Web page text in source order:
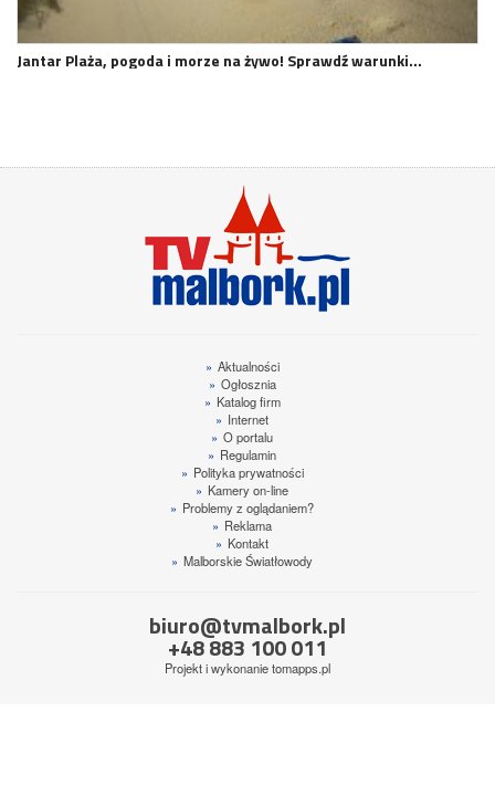
Jantar Plaża, pogoda i morze na żywo! Sprawdź warunki…
» Aktualności
» Ogłosznia
» Katalog firm
» Internet
» O portalu
» Regulamin
» Polityka prywatności
» Kamery on-line
» Problemy z oglądaniem?
» Reklama
» Kontakt
» Malborskie Światłowody
biuro@tvmalbork.pl
+48 883 100 011
Projekt i wykonanietomapps.pl